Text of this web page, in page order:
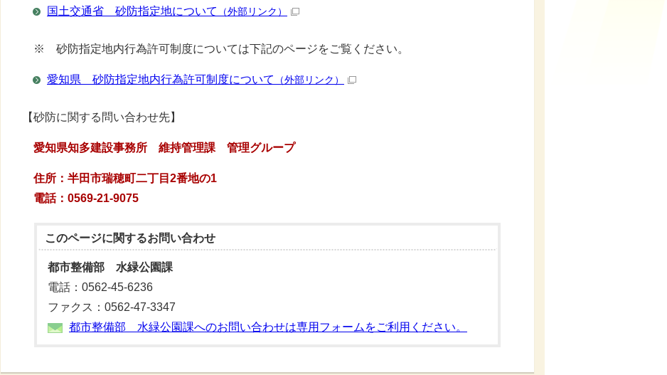
国土交通省 砂防指定地について （外部リンク）
※ 砂防指定地内行為許可制度については下記のページをご覧ください。
愛知県 砂防指定地内行為許可制度について （外部リンク）
【砂防に関する問い合わせ先】
愛知県知多建設事務所 維持管理課 管理グループ
住所：半田市瑞穂町二丁目2番地の1
電話：0569-21-9075
このページに関するお問い合わせ
都市整備部 水緑公園課
電話：0562-45-6236
ファクス：0562-47-3347
都市整備部 水緑公園課へのお問い合わせは専用フォームをご利用ください。